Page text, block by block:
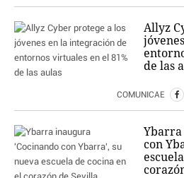
Allyz
de las
COMUNICAE
Ybarra
con